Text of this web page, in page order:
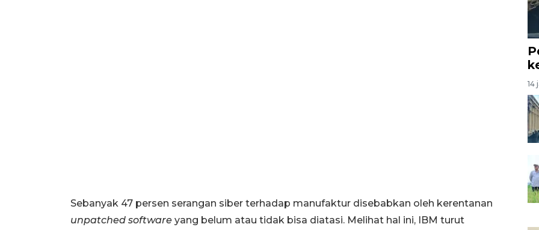
Sebanyak 47 persen serangan siber terhadap manufaktur disebabkan oleh kerentanan
unpatched software yang belum atau tidak bisa diatasi. Melihat hal ini, IBM turut
14